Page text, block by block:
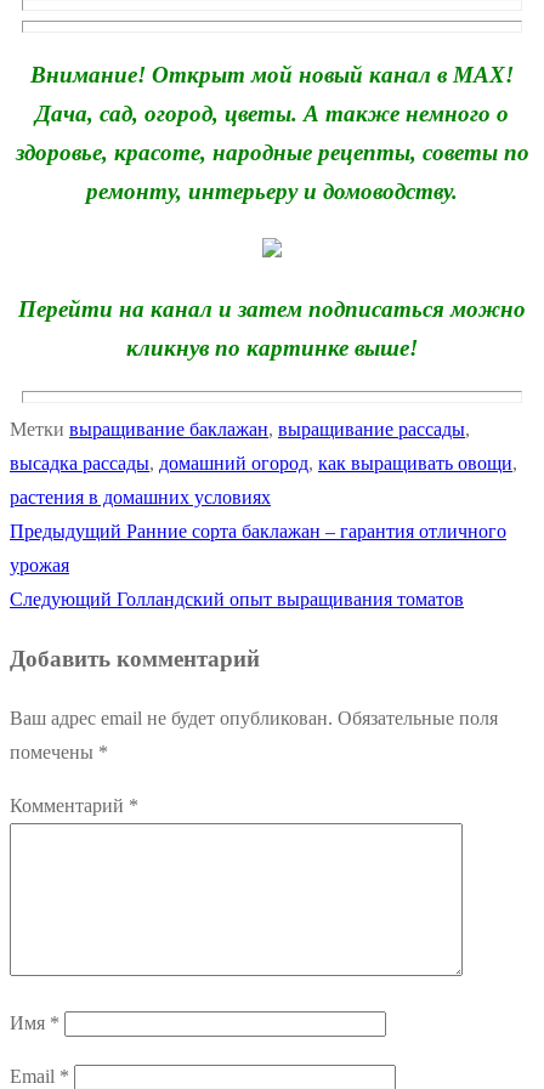
Внимание! Открыт мой новый канал в MAX!
Дача, сад, огород, цветы. А также немного о
здоровье, красоте, народные рецепты, советы по
ремонту, интерьеру и домоводству.
Перейти на канал и затем подписаться можно
кликнув по картинке выше!
Метки выращивание баклажан, выращивание рассады,
высадка рассады, домашний огород, как выращивать овощи,
растения в домашних условиях
Навигация
по
Предыдущий Предыдущая
Ранние сорта баклажан – гарантия отличного
урожая
Следующий Следующая
Голландский опыт выращивания томатов
Добавить комментарий
Ваш адрес email не будет опубликован. Обязательные поля
помечены *
Комментарий *
Имя *
Email *